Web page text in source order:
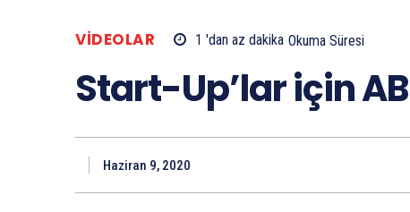
VIDEOLAR 1 'dan az dakika Okuma Süresi
Start-Up’lar için
Haziran 9, 2020